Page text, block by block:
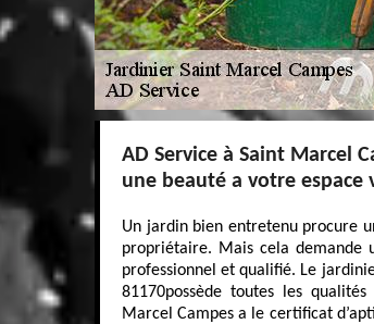
AD Service à Saint Marcel
une beauté a votre
Un jardin bien entretenu procure
propriétaire. Mais cela demande
professionnel et qualifié. Le
81170possède toutes les
Marcel Campes a le certificat